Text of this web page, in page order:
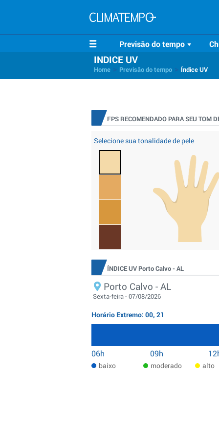
Previsão do tempo
INDICE UV
Home Previsão do tempo Índice UV
FPS RECOMENDADO PARA SEU TOM
Selecione sua tonalidade de pele
ÍNDICE UV Porto Calvo - AL
Porto Calvo - AL
Sexta-feira - 07/08/2026
Horário Extremo: 00, 21
06h 09h
baixo moderado alto